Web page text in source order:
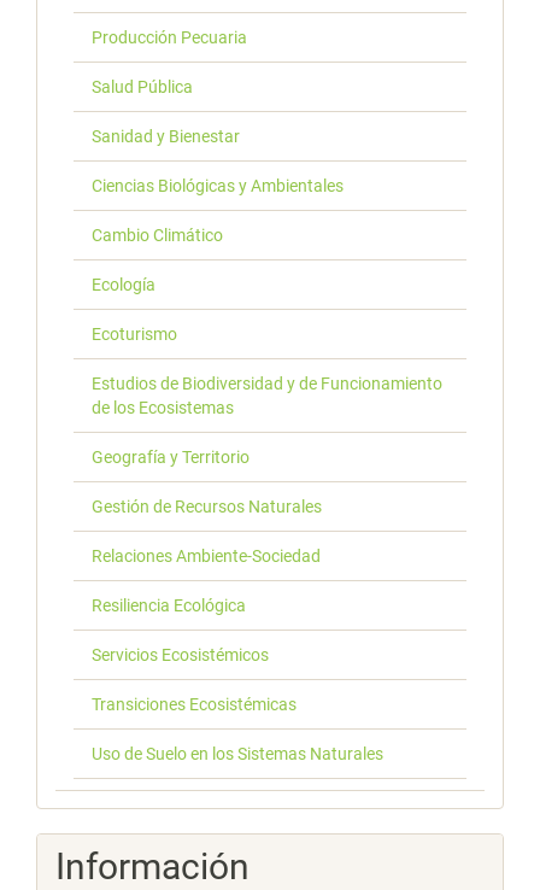
Producción Pecuaria
Salud Pública
Sanidad y Bienestar
Ciencias Biológicas y Ambientales
Cambio Climático
Ecología
Ecoturismo
Estudios de Biodiversidad y de Funcionamiento
de los Ecosistemas
Geografía y Territorio
Gestión de Recursos Naturales
Relaciones Ambiente-Sociedad
Resiliencia Ecológica
Servicios Ecosistémicos
Transiciones Ecosistémicas
Uso de Suelo en los Sistemas Naturales
Información